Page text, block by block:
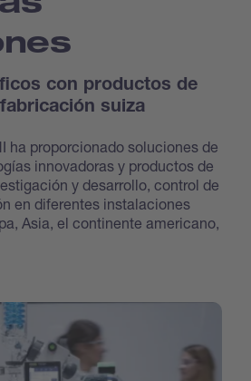
con productos de
suiza
ha proporcionado soluciones de
innovadoras y productos de
y desarrollo, control de
en diferentes instalaciones
Asia, el continente americano,